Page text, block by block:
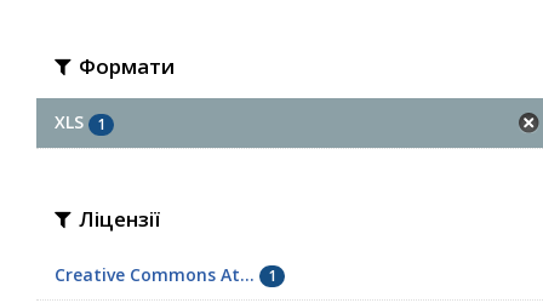
Формати
XLS 1
Ліцензії
Creative Commons At... 1